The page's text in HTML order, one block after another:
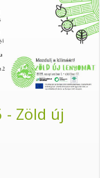
Zöld új